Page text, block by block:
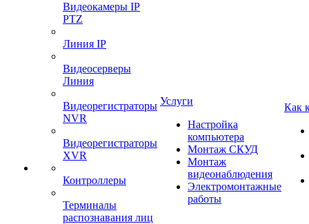
Видеокамеры IP
PTZ
Линия IP
Видеосерверы
Линия
Видеорегистраторы
NVR
Видеорегистраторы
XVR
Контроллеры
Терминалы
распознавания лиц
Услуги
Настройка
компьютера
Монтаж СКУД
Монтаж
видеонаблюдения
Электромонтажные
работы
Как